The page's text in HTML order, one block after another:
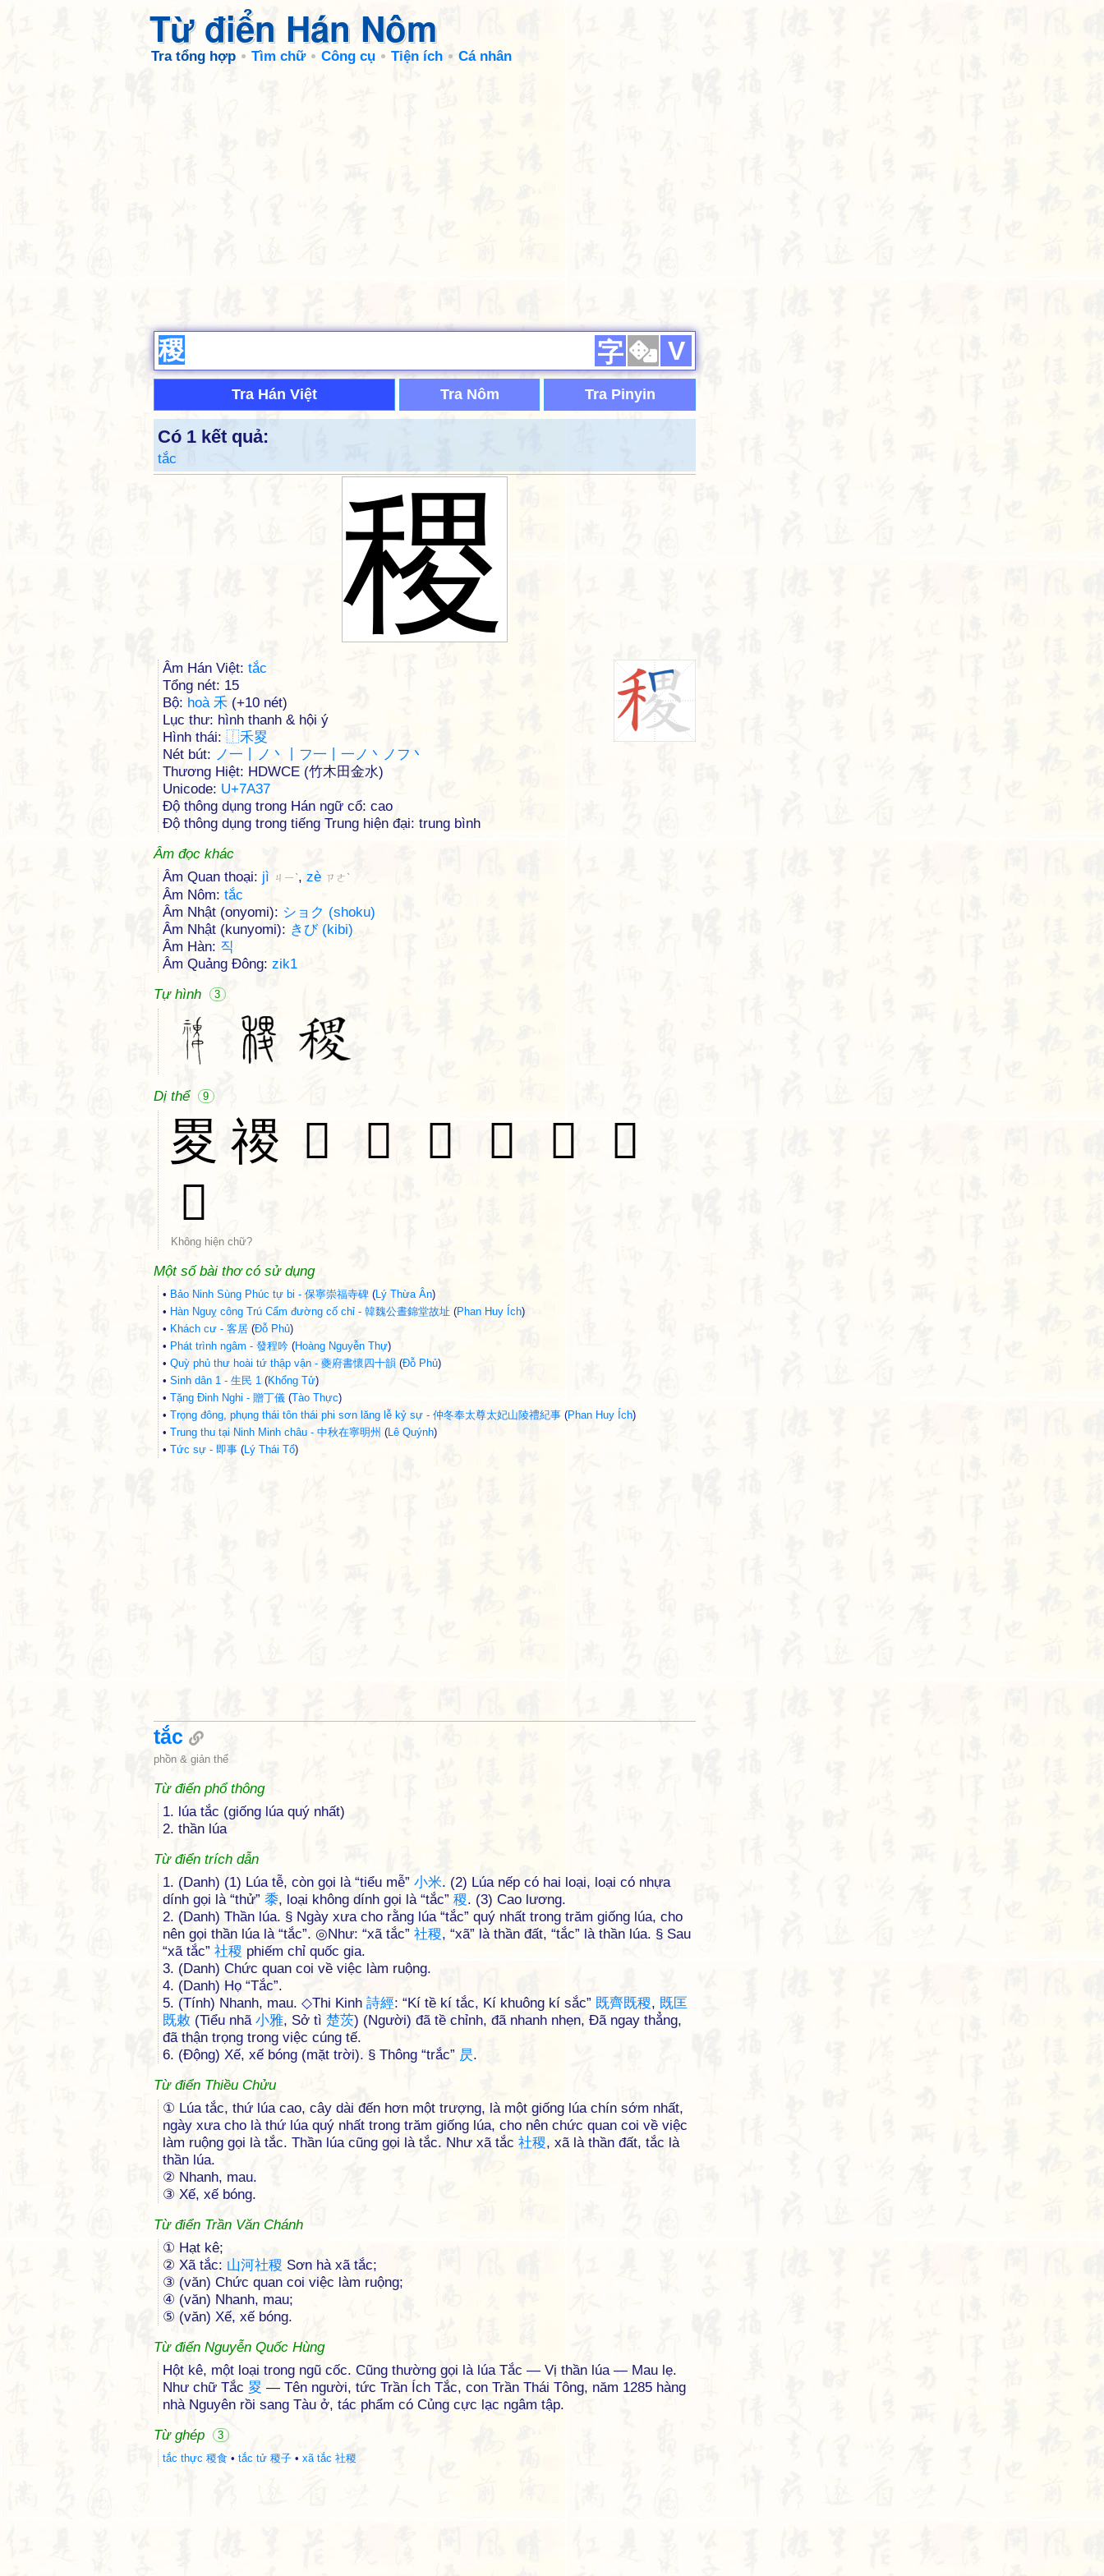
Từ điển Hán Nôm
Tra tổng hợp Tìm chữ Công cụ Tiện ích Cá nhân
字 V
Tra Hán Việt Tra Nôm Tra Pinyin
Có 1 kết quả:
tắc
稷
Âm Hán Việt: tắc
Tổng nét: 15
Bộ: hoà 禾 (+10 nét)
Lục thư: hình thanh & hội ý
Hình thái: ⿰禾畟
Nét bút: ノ一丨ノ丶丨フ一丨一ノ丶ノフ丶
Thương Hiệt: HDWCE (竹木田金水)
Unicode: U+7A37
Độ thông dụng trong Hán ngữ cổ: cao
Độ thông dụng trong tiếng Trung hiện đại: trung bình
Âm đọc khác
Âm Quan thoại: jì ㄐㄧˋ, zè ㄗㄜˋ
Âm Nôm: tắc
Âm Nhật (onyomi): ショク (shoku)
Âm Nhật (kunyomi): きび (kibi)
Âm Hàn: 직
Âm Quảng Đông: zik1
Tự hình
3
Dị thể 9
畟 禝 𥞷 𥟄 𥟛 𥠈 𥠎
𥠰
𥣊
Không hiện chữ?
Một số bài thơ có sử dụng
• Bảo Ninh Sùng Phúc tự bi - 保寧崇福寺碑 (Lý Thừa Ân)
• Hàn Nguỵ công Trú Cẩm đường cố chỉ - 韓魏公晝錦堂故址 (Phan Huy Ích)
• Khách cư - 客居 (Đỗ Phủ)
• Phát trình ngâm - 發程吟 (Hoàng Nguyễn Thự)
• Quỳ phủ thư hoài tứ thập vận - 夔府書懷四十韻 (Đỗ Phủ)
• Sinh dân 1 - 生民 1 (Khổng Tử)
• Tặng Đinh Nghi - 贈丁儀 (Tào Thực)
• Trọng đông, phụng thái tôn thái phi sơn lăng lễ kỷ sự - 仲冬奉太尊太妃山陵禮紀事 (Phan Huy Ích)
• Trung thu tại Ninh Minh châu - 中秋在寧明州 (Lê Quýnh)
• Tức sự - 即事 (Lý Thái Tổ)
tắc
phồn & giản thể
Từ điển phổ thông
1. lúa tắc (giống lúa quý nhất)
2. thần lúa
Từ điển trích dẫn
1. (Danh) (1) Lúa tễ, còn gọi là “tiểu mễ” 小米. (2) Lúa nếp có hai loại, loại có nhựa
dính gọi là “thử” 黍, loại không dính gọi là “tắc” 稷. (3) Cao lương.
2. (Danh) Thần lúa. § Ngày xưa cho rằng lúa “tắc” quý nhất trong trăm giống lúa, cho
nên gọi thần lúa là “tắc”. ◎Như: “xã tắc” 社稷, “xã” là thần đất, “tắc” là thần lúa. § Sau
“xã tắc” 社稷 phiếm chỉ quốc gia.
3. (Danh) Chức quan coi về việc làm ruộng.
4. (Danh) Họ “Tắc”.
5. (Tính) Nhanh, mau. ◇Thi Kinh 詩經: “Kí tề kí tắc, Kí khuông kí sắc” 既齊既稷, 既匡
既敕 (Tiểu nhã 小雅, Sở tì 楚茨) (Người) đã tề chỉnh, đã nhanh nhẹn, Đã ngay thẳng,
đã thận trọng trong việc cúng tế.
6. (Động) Xế, xế bóng (mặt trời). § Thông “trắc” 昃.
Từ điển Thiều Chửu
① Lúa tắc, thứ lúa cao, cây dài đến hơn một trượng, là một giống lúa chín sớm nhất,
ngày xưa cho là thứ lúa quý nhất trong trăm giống lúa, cho nên chức quan coi về việc
làm ruộng gọi là tắc. Thần lúa cũng gọi là tắc. Như xã tắc 社稷, xã là thần đất, tắc là
thần lúa.
② Nhanh, mau.
③ Xế, xế bóng.
Từ điển Trần Văn Chánh
① Hạt kê;
② Xã tắc: 山河社稷 Sơn hà xã tắc;
③ (văn) Chức quan coi việc làm ruộng;
④ (văn) Nhanh, mau;
⑤ (văn) Xế, xế bóng.
Từ điển Nguyễn Quốc Hùng
Hột kê, một loại trong ngũ cốc. Cũng thường gọi là lúa Tắc — Vị thần lúa — Mau lẹ.
Như chữ Tắc 畟 — Tên người, tức Trần Ích Tắc, con Trần Thái Tông, năm 1285 hàng
nhà Nguyên rồi sang Tàu ở, tác phẩm có Củng cực lạc ngâm tập.
Từ ghép
3
tắc thực 稷食 • tắc tử 稷子 • xã tắc 社稷